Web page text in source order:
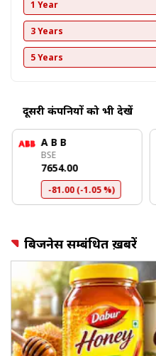
1 Year
3 Years
5 Years
दूसरी कंपनियों को भी देखें
A B B
BSE
₹7654.00
-81.00 (-1.05 %)
बिजनेस सम्बंधित ख़बरें